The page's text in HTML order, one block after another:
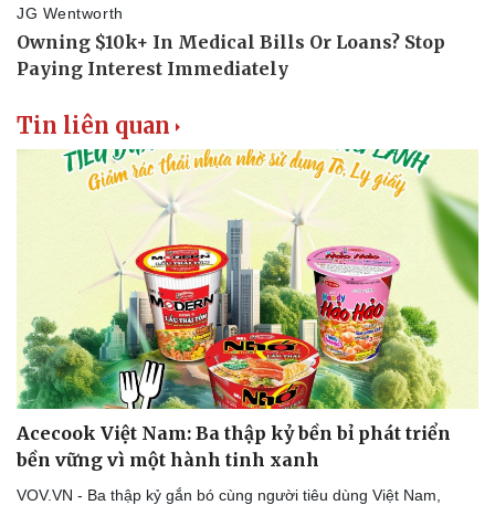
Tin liên quan
Acecook Việt Nam: Ba thập kỷ bền bỉ phát triển
bền vững vì một hành tinh xanh
VOV.VN - Ba thập kỷ gắn bó cùng người tiêu dùng Việt Nam,